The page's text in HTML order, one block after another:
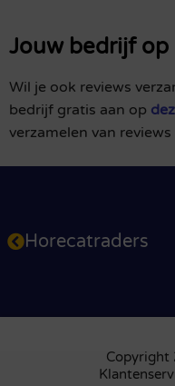
Jouw bedrijf op
Wil je ook reviews
bedrijf gratis aan op
verzamelen van
Horecatraders
Copyright